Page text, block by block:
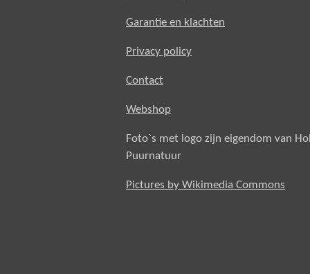
Garantie en klachten
Privacy policy
Contact
Webshop
Foto`s met logo zijn eigendom van
Puurnatuur
Pictures by Wikimedia Commons